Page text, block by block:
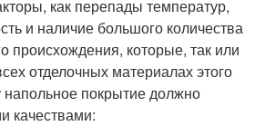
как перепады температур,
и наличие большого количества
происхождения, которые, так или
отделочных материалах этого
покрытие должно
качествами: